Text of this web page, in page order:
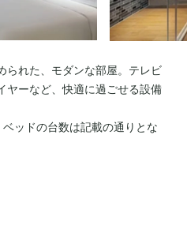
られた、モダンな部屋。テレビ
ヤーなど、快適に過ごせる設備
ッドの台数は記載の通りとな